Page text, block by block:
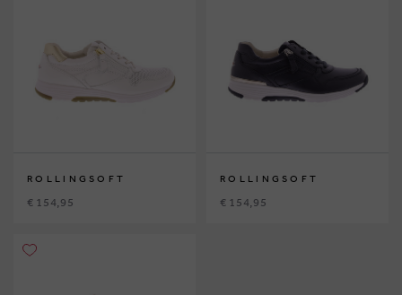
ROLLINGSOFT
€ 154,95
ROLLINGSOFT
€ 154,95